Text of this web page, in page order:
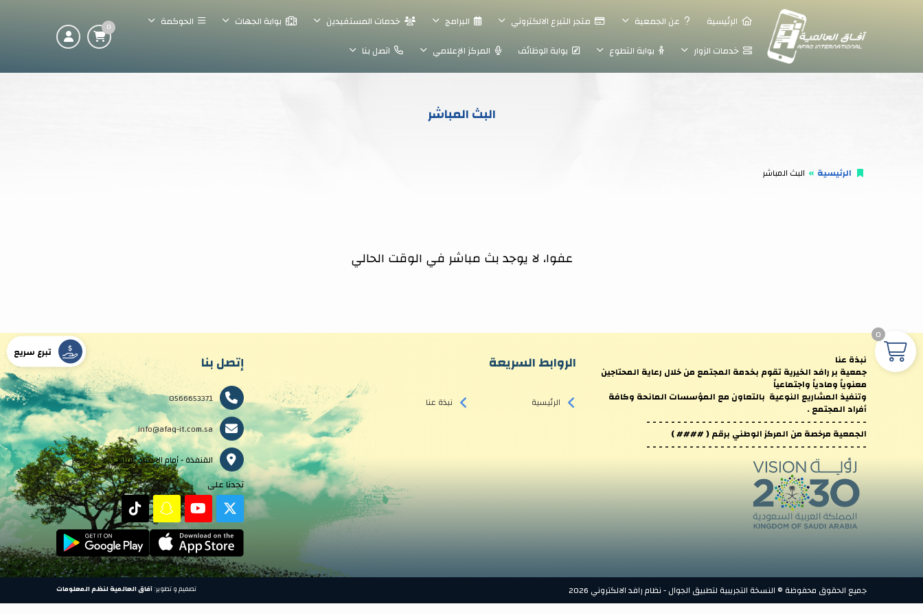
الرئيسية عن الجمعية متجر التبرع الالكتروني البرامج خدمات المستفيدين بوابة الجهات
الحوكمة
خدمات الزوار
بوابة التطوع بوابة الوظائف المركز الإعلامي اتصل بنا
0
البث المباشر
الرئيسية البث المباشر
عفوا، لا يوجد بث مباشر في الوقت الحالي
نبذة عنا
جمعية بر رافد الخيرية تقوم بخدمة المجتمع من خلال رعاية المحتاجين
معنوياً ومادياً واجتماعياً
وتنفيذ المشاريع النوعية بالتعاون مع المؤسسات المانحة وكافة
أفراد المجتمع .
- - - - - - - - - - - - - - - - - - - - - - - - - - - - - - - - - - - -
الجمعية مرخصة من المركز الوطني برقم ( #### )
- - - - - - - - - - - - - - - - - - - - - - - - - - - - - - - - - - - -
الروابط السريعة
الرئيسية نبذة عنا
إتصل بنا
0566653371
info@afaq-it.com.sa
القنفذة - أمام الاستاد الرياضي
تجدنا على
جميع الحقوق محفوظة © النسخة التجريبية لتطبيق الجوال - نظام رافد الالكتروني 2026 تصميم و تطوير:آفاق العالمية لنظم المعلومات
تبرع سريع
0